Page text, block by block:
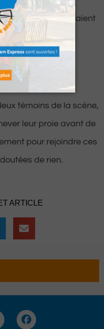
ces chiens, qui étaient
se seraient
sans que leurs
témoins de la scène,
leur proie avant de
pour rejoindre ces
de rien.
ARTICLE
F
a